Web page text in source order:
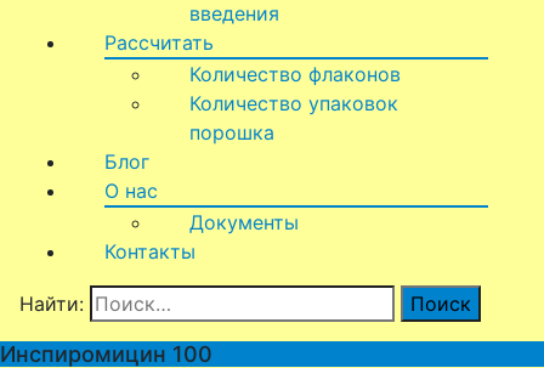
введения
Рассчитать
Количество флаконов
Количество упаковок
порошка
Блог
О нас
Документы
Контакты
Найти:
Инспиромицин 100